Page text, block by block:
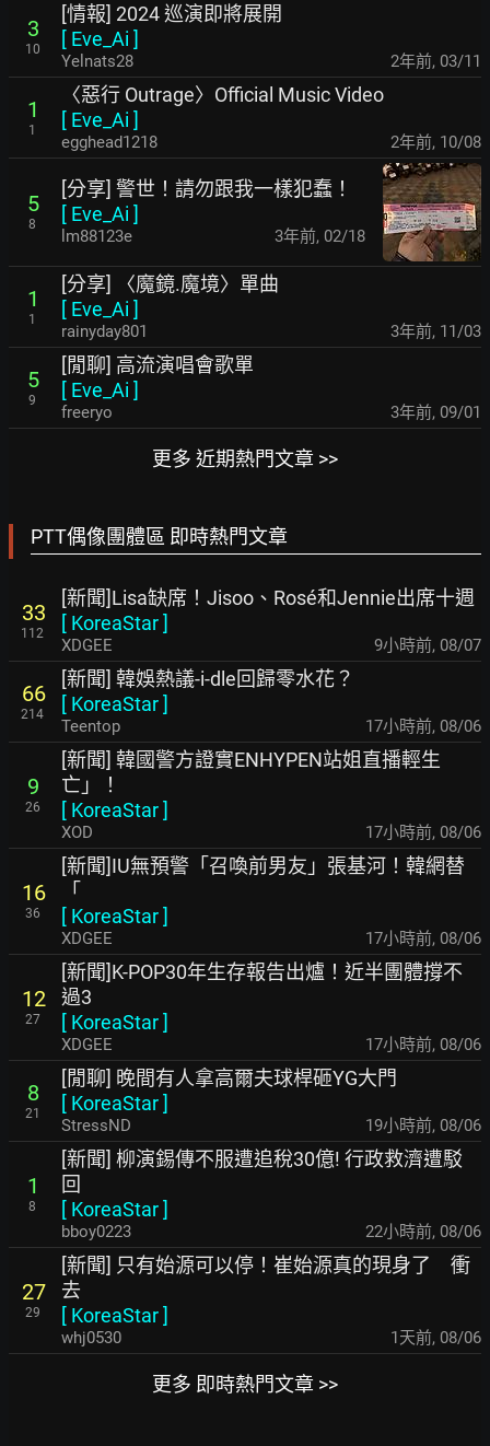
3
10
[情報] 2024 巡演即將展開
[ Eve_Ai ]
Yelnats28 2年前, 03/11
1
1
〈惡行 Outrage〉Official Music Video
[ Eve_Ai ]
egghead1218 2年前, 10/08
5
8
[分享] 警世！請勿跟我一樣犯蠢！
[ Eve_Ai ]
lm88123e 3年前, 02/18
1
1
[分享] 〈魔鏡.魔境〉單曲
[ Eve_Ai ]
rainyday801 3年前, 11/03
5
9
[閒聊] 高流演唱會歌單
[ Eve_Ai ]
freeryo 3年前, 09/01
更多 近期熱門文章 >>
PTT偶像團體區 即時熱門文章
33
112
[新聞]Lisa缺席！Jisoo、Rosé和Jennie出席十週
[ KoreaStar]
XDGEE 9小時前, 08/07
66
214
[新聞] 韓娛熱議-i-dle回歸零水花？
[ KoreaStar]
Teentop 17小時前, 08/06
9
26
[新聞] 韓國警方證實ENHYPEN站姐直播輕生
亡」！
[ KoreaStar]
XOD 17小時前, 08/06
16
36
[新聞]IU無預警「召喚前男友」張基河！韓網替
「
[ KoreaStar]
XDGEE 17小時前, 08/06
12
27
[新聞]K-POP30年生存報告出爐！近半團體撐不
過3
[ KoreaStar]
XDGEE 17小時前, 08/06
8
21
[閒聊] 晚間有人拿高爾夫球桿砸YG大門
[ KoreaStar]
StressND 19小時前, 08/06
1
8
[新聞] 柳演錫傳不服遭追稅30億! 行政救濟遭駁
回
[ KoreaStar]
bboy0223 22小時前, 08/06
27
29
[新聞] 只有始源可以停！崔始源真的現身了 衝
去
[ KoreaStar]
whj0530 1天前, 08/06
更多 即時熱門文章 >>